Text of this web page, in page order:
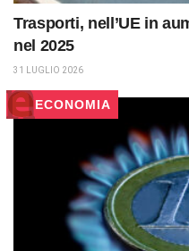
Trasporti, nell’UE in
nel 2025
31 LUGLIO 2026
ECONOMIA